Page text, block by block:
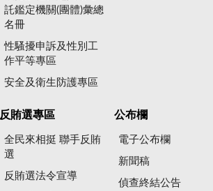
託鑑定機關(團體)彙總
名冊
性騷擾申訴及性別工
作平等專區
安全及衛生防護專區
反賄選專區
全民來相挺 聯手反賄
選
反賄選法令宣導
公布欄
電子公布欄
新聞稿
偵查終結公告